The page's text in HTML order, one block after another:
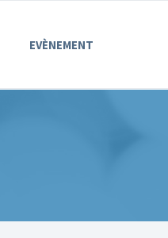
EVÈNEMENT